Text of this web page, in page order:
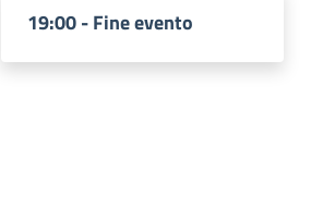
19:00 - Fine evento